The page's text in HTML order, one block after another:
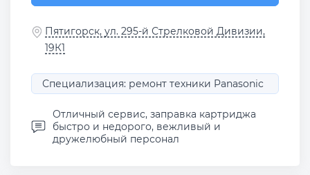
Пятигорск, ул. 295-й Стрелковой Дивизии,
19К1
Специализация: ремонт техники Panasonic
Отличный сервис, заправка картриджа
быстро и недорого, вежливый и
дружелюбный персонал